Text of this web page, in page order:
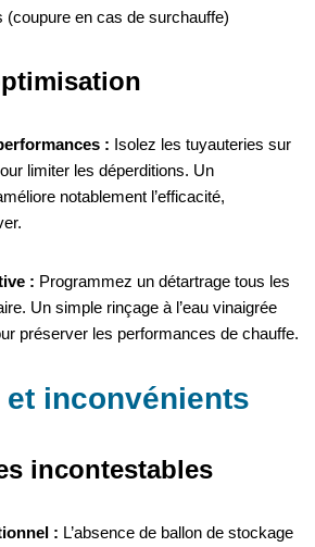
(coupure en cas de surchauffe)
: Isolez les tuyauteries sur
limiter les déperditions. Un
notablement l’efficacité,
: Programmez un détartrage tous les
Un simple rinçage à l’eau vinaigrée
préserver les performances de chauffe.
et inconvénients
incontestables
: L’absence de ballon de stockage